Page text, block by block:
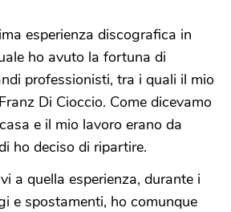
esperienza discografica in
ho avuto la fortuna di
professionisti, tra i quali il mio
Di Cioccio. Come dicevamo
e il mio lavoro erano da
ho deciso di ripartire.
a quella esperienza, durante i
e spostamenti, ho comunque